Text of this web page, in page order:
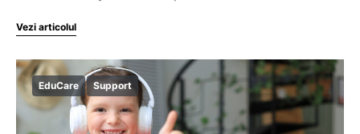
Vezi articolul
EduCare Support